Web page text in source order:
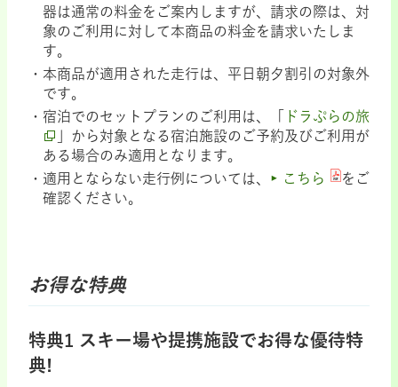
器は通常の料金をご案内しますが、請求の際は、対
象のご利用に対して本商品の料金を請求いたしま
す。
本商品が適用された走行は、平日朝夕割引の対象外
です。
宿泊でのセットプランのご利用は、「
ドラぷらの旅
」から対象となる宿泊施設のご予約及びご利用が
ある場合のみ適用となります。
適用とならない走行例については、
こちら
をご
確認ください。
お得な特典
特典1 スキー場や提携施設でお得な優待特
典!